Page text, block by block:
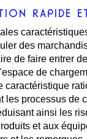
RAPIDE
des
de faire entrer
de
caractéristique
les processus de
ainsi les
et aux